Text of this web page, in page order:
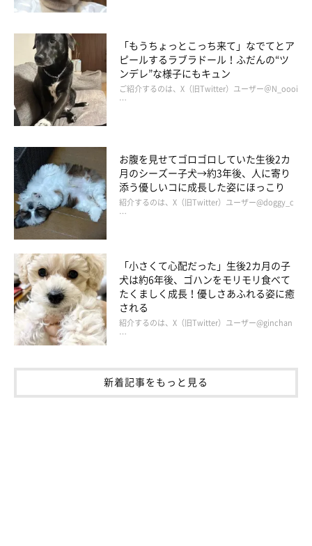
「もうちょっとこっち来て」なでてとア
ピールするラブラドール！ふだんの“ツ
ンデレ”な様子にもキュン
ご紹介するのは、X（旧Twitter）ユーザー＠N_oooi
…
お腹を見せてゴロゴロしていた生後2カ
月のシーズー子犬→約3年後、人に寄り
添う優しいコに成長した姿にほっこり
紹介するのは、X（旧Twitter）ユーザー@doggy_c
…
「小さくて心配だった」生後2カ月の子
犬は約6年後、ゴハンをモリモリ食べて
たくましく成長！優しさあふれる姿に癒
される
紹介するのは、X（旧Twitter）ユーザー@ginchan
…
新着記事をもっと見る